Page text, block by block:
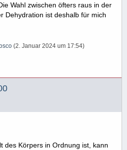
Wahl zwischen öfters raus in der
Dehydration ist deshalb für mich
(2. Januar 2024 um 17:54)
des Körpers in Ordnung ist, kann